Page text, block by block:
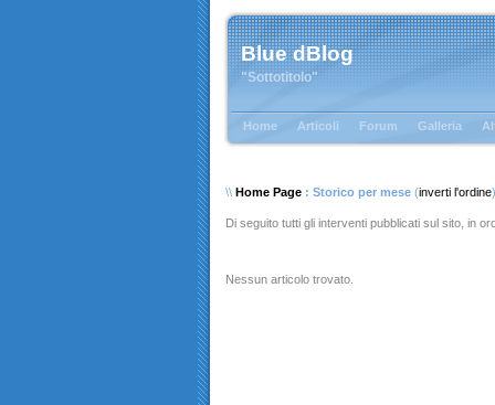
Blue dBlog
"Sottotitolo"
Home Articoli Forum Galleria
\\ Home Page : Storico per mese (inverti l'ordine)
Di seguito tutti gli interventi pubblicati sul sito, in
Nessun articolo trovato.